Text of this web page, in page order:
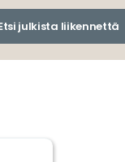
julkista liikennettä